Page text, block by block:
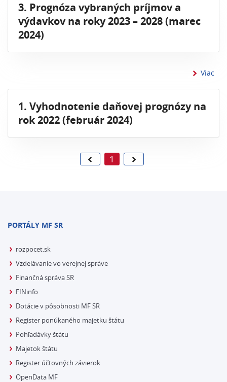
3. Prognóza vybraných príjmov a
výdavkov na roky 2023 – 2028 (marec
2024)
Viac
1. Vyhodnotenie daňovej prognózy na
rok 2022 (február 2024)
1
PORTÁLY MF SR
rozpocet.sk
Vzdelávanie vo verejnej správe
Finančná správa SR
FINinfo
Dotácie v pôsobnosti MF SR
Register ponúkaného majetku štátu
Pohľadávky štátu
Majetok štátu
Register účtovných závierok
OpenData MF